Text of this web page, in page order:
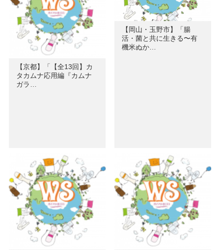
【京都】「【全13回】カ
タカムナ応用編『カムナ
ガラ…
【岡山・玉野市】「腸
活・菌と共に生きる〜有
機米ぬか…